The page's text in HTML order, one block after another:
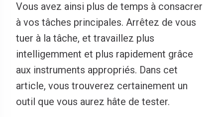
Vous avez ainsi plus de temps à consacrer
à vos tâches principales. Arrêtez de vous
tuer à la tâche, et travaillez plus
intelligemment et plus rapidement grâce
aux instruments appropriés. Dans cet
article, vous trouverez certainement un
outil que vous aurez hâte de tester.